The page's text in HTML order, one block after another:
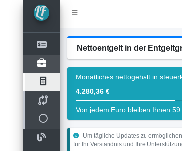
Nettoentgelt in der
Monatliches nettogehalt in
4.280,36 €
Von jedem Euro bleiben Ihnen 59
Um tägliche Updates zu
für Ihr Verständnis und Ihre